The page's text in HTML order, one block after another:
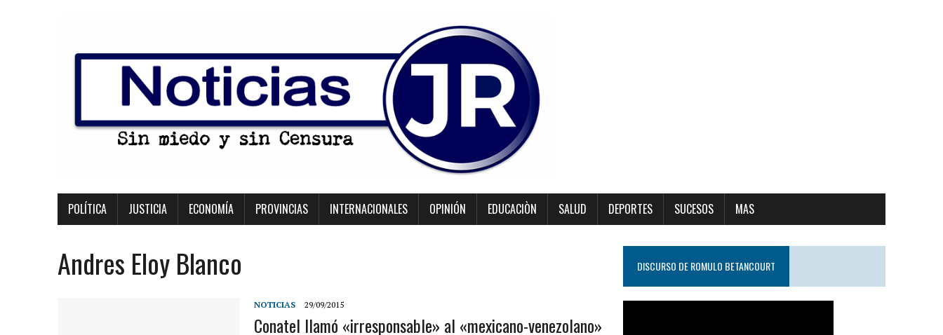
POLÍTICA JUSTICIA ECONOMÍA PROVINCIAS INTERNACIONALES OPINIÓN EDUCACIÒN SALUD DEPORTES SUCESOS MAS
Andres Eloy Blanco
NOTICIAS 29/09/2015
Conatel llamó «irresponsable» al «mexicano-venezolano»
DISCURSO DE ROMULO BETANCOURT